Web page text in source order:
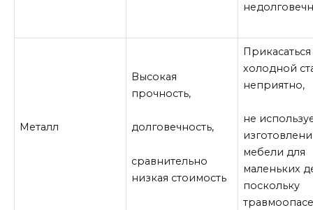
Металл
Высокая
прочность,
долговечность,
сравнительно
низкая стоимость
холодной
неприятно,
не
мебели для
маленьких
поскольку